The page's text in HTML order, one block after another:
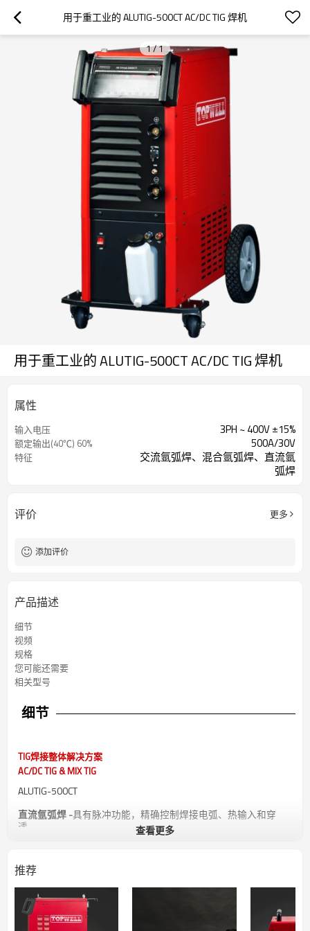
用于重工业的 ALUTIG-500CT AC/DC TIG 焊机
1/1
用于重工业的 ALUTIG-500CT AC/DC TIG 焊机
属性
输入电压 3PH ~ 400V ±15%
额定输出(40℃) 60% 500A/30V
特征
交流氩弧焊、混合氩弧焊、直流氩
弧焊
评价 更多
添加评价
产品描述
细节
视频
规格
您可能还需要
相关型号
细节
TIG焊接整体解决方案
AC/DC TIG & MIX TIG
ALUTIG-500CT
直流氩弧焊 -具有脉冲功能，精确控制焊接电弧、热输入和穿
透。
流波形控制（平衡、频率和幅度）。
混合 TIG -在一个工作周期内同时具有交流电流和直流电流，电弧
集中度更好，熔深更深。
可靠而强大的设计
– 500A@60% 占空比，适用于轻工业工作。
查看更多
推荐